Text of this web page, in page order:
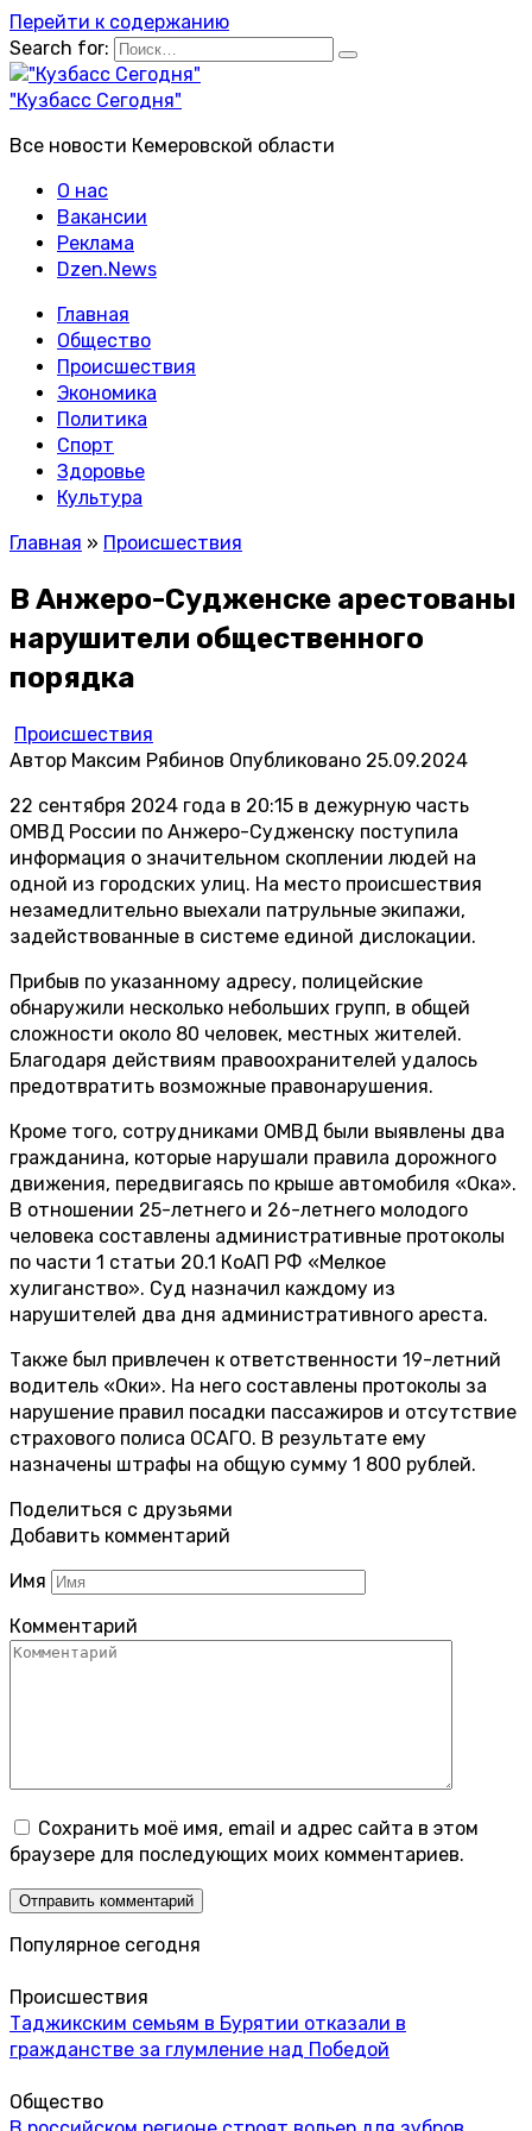
Перейти к содержанию
Search for:
"Кузбасс Сегодня"
Все новости Кемеровской области
О нас
Вакансии
Реклама
Dzen.News
Главная
Общество
Происшествия
Экономика
Политика
Спорт
Здоровье
Культура
Главная » Происшествия
В Анжеро-Судженске арестованы
нарушители общественного
порядка
Происшествия
Автор Максим Рябинов Опубликовано 25.09.2024
22 сентября 2024 года в 20:15 в дежурную часть
ОМВД России по Анжеро-Судженску поступила
информация о значительном скоплении людей на
одной из городских улиц. На место происшествия
незамедлительно выехали патрульные экипажи,
задействованные в системе единой дислокации.
Прибыв по указанному адресу, полицейские
обнаружили несколько небольших групп, в общей
сложности около 80 человек, местных жителей.
Благодаря действиям правоохранителей удалось
предотвратить возможные правонарушения.
Кроме того, сотрудниками ОМВД были выявлены два
гражданина, которые нарушали правила дорожного
движения, передвигаясь по крыше автомобиля «Ока».
В отношении 25-летнего и 26-летнего молодого
человека составлены административные протоколы
по части 1 статьи 20.1 КоАП РФ «Мелкое
хулиганство». Суд назначил каждому из
нарушителей два дня административного ареста.
Также был привлечен к ответственности 19-летний
водитель «Оки». На него составлены протоколы за
нарушение правил посадки пассажиров и отсутствие
страхового полиса ОСАГО. В результате ему
назначены штрафы на общую сумму 1 800 рублей.
Поделиться с друзьями
Добавить комментарий
Имя
Комментарий
Сохранить моё имя, email и адрес сайта в этом
браузере для последующих моих комментариев.
Популярное сегодня
Происшествия
Таджикским семьям в Бурятии отказали в
гражданстве за глумление над Победой
Общество